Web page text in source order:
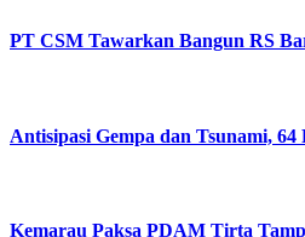
PT CSM Tawarkan Bangun RS
Antisipasi Gempa dan Tsunami,
Kemarau Paksa PDAM Tirta